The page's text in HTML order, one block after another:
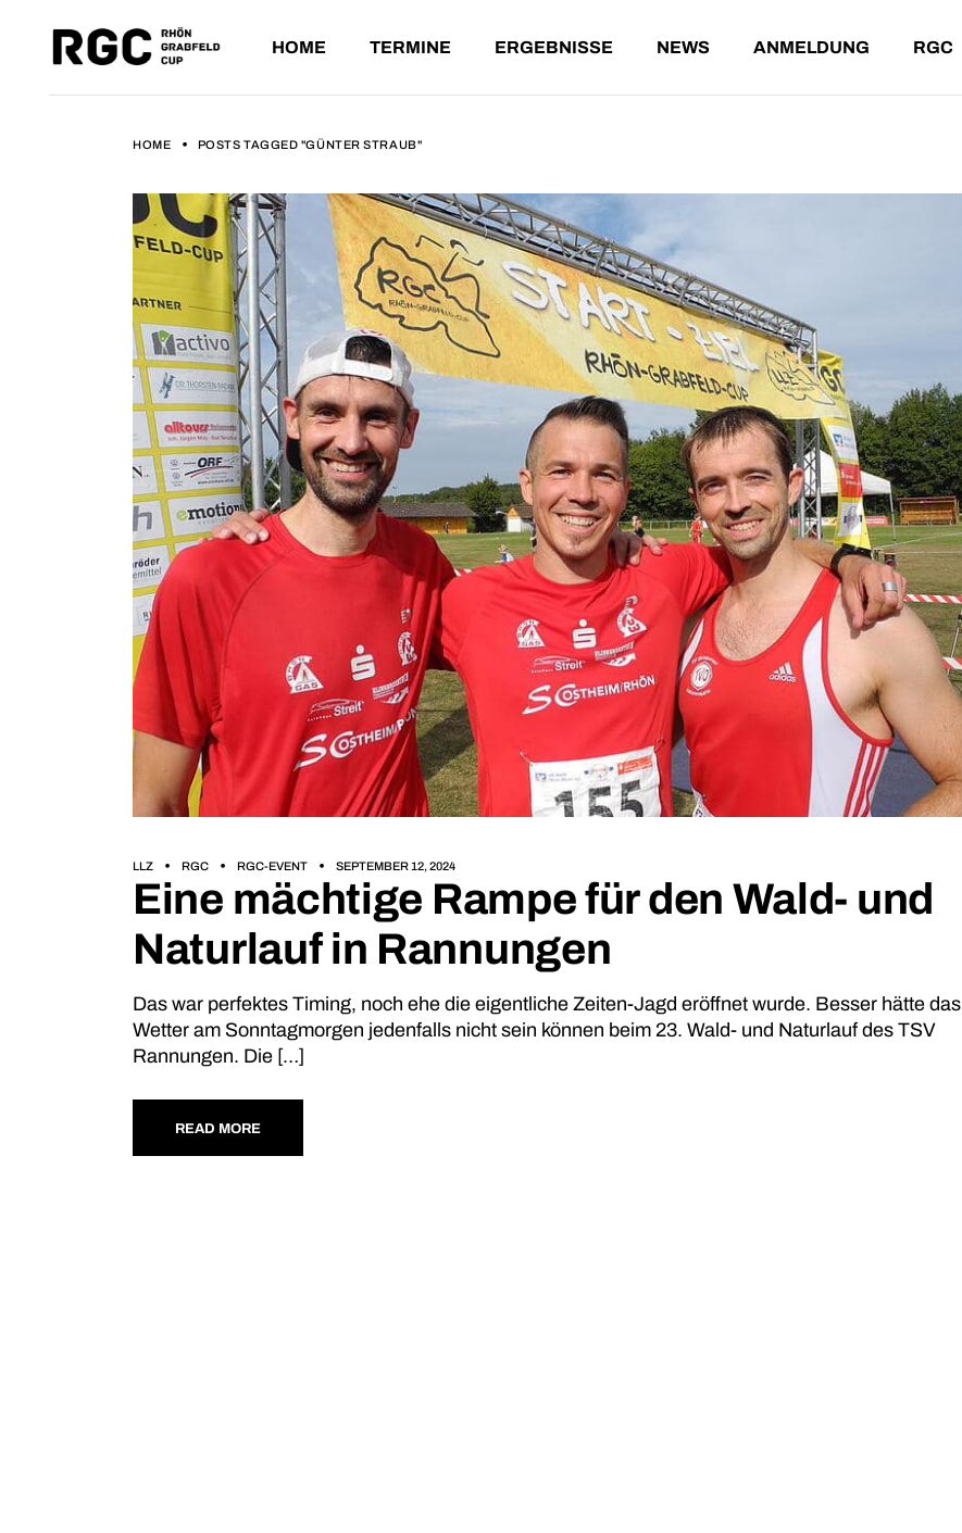
HOME TERMINE
ANSTEHENDE LÄUFE
ERGEBNISSE NEWS ANMELDUNG RGC
ANSTEHENDE LÄUFEERGEBNISSE AKTUELL T-SHIRT-WERTUNG
HOME POSTS TAGGED "GÜNTER STRAUB"
LLZ RGC RGC-EVENT SEPTEMBER 12, 2024
Eine mächtige Rampe für den Wald- und
Naturlauf in Rannungen
Das war perfektes Timing, noch ehe die eigentliche Zeiten-Jagd eröffnet wurde. Besser hätte das
Wetter am Sonntagmorgen jedenfalls nicht sein können beim 23. Wald- und Naturlauf des TSV
Rannungen. Die […]
READ MORE